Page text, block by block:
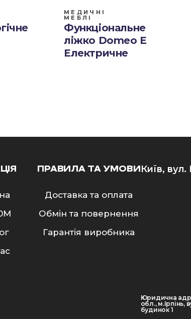
МЕДИЧНІ
МЕБЛІ
Функціональне
ліжко Domeo E
Електричне
ПРАВИЛА ТА УМОВИ
Доставка та оплата
Обмін та повернення
Гарантія виробника
Київ, вул.
Юридична
обл., м.Ірпінь,
будинок 1